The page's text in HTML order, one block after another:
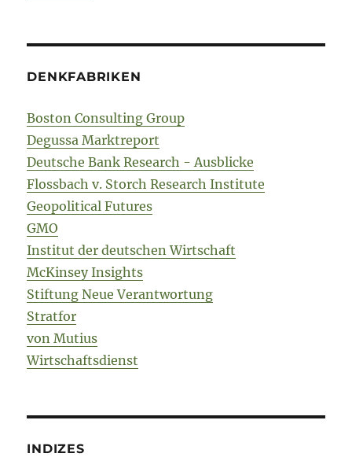
DENKFABRIKEN
Boston Consulting Group
Degussa Marktreport
Deutsche Bank Research - Ausblicke
Flossbach v. Storch Research Institute
Geopolitical Futures
GMO
Institut der deutschen Wirtschaft
McKinsey Insights
Stiftung Neue Verantwortung
Stratfor
von Mutius
Wirtschaftsdienst
INDIZES